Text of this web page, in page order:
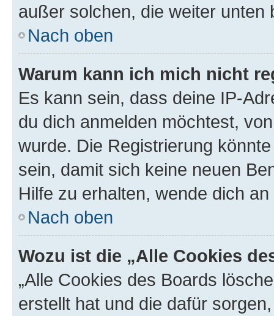
außer solchen, die weiter unten
Nach oben
Warum kann ich mich nicht
Es kann sein, dass deine IP-
du dich anmelden möchtest,
wurde. Die Registrierung
sein, damit sich keine neuen
Hilfe zu erhalten, wende dich
Nach oben
Wozu ist die „Alle Cookies
„Alle Cookies des Boards
erstellt hat und die dafür